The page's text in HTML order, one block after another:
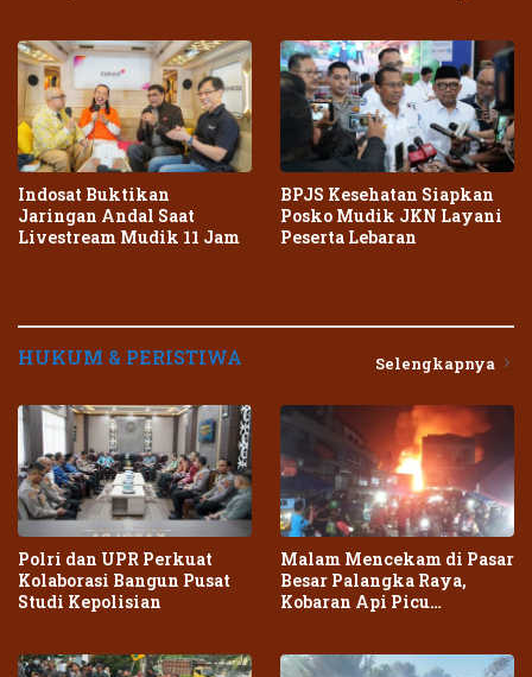
Indosat Buktikan
Jaringan Andal Saat
Livestream Mudik 11 Jam
BPJS Kesehatan Siapkan
Posko Mudik JKN Layani
Peserta Lebaran
HUKUM & PERISTIWA Selengkapnya
Polri dan UPR Perkuat
Kolaborasi Bangun Pusat
Studi Kepolisian
Malam Mencekam di Pasar
Besar Palangka Raya,
Kobaran Api Picu